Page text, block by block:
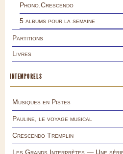
Phono.Crescendo
5 albums pour la semaine
Partitions
Livres
INTEMPORELS
Musiques en Pistes
Pauline, le voyage musical
Crescendo Tremplin
Les Grands Interprètes — Une